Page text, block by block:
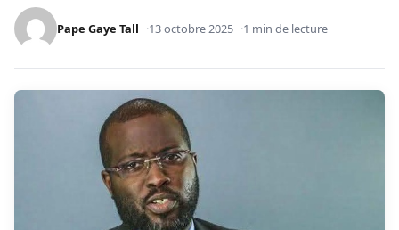
Pape Gaye Tall 13 octobre 2025 1 min de lecture